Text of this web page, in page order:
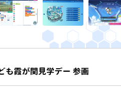
も霞が関見学デー 参画